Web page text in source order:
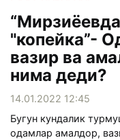
"копейка”-
вазир ва
нима деди?
14.01.2022 12:45
Бугун кундалик
одамлар амалдор,